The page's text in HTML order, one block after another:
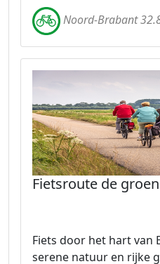
Noord-Brabant
Fietsroute de
Fiets door het hart van
serene natuur en rijke